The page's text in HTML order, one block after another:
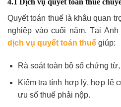
Quyết toán thuế là khâu quan
nghiệp vào cuối năm. Tại
dịch vụ quyết toán thuế giúp:
Rà soát toàn bộ sổ chứng
Kiểm tra tính hợp lý, hợp lệ
ưu số thuế phải nộp.